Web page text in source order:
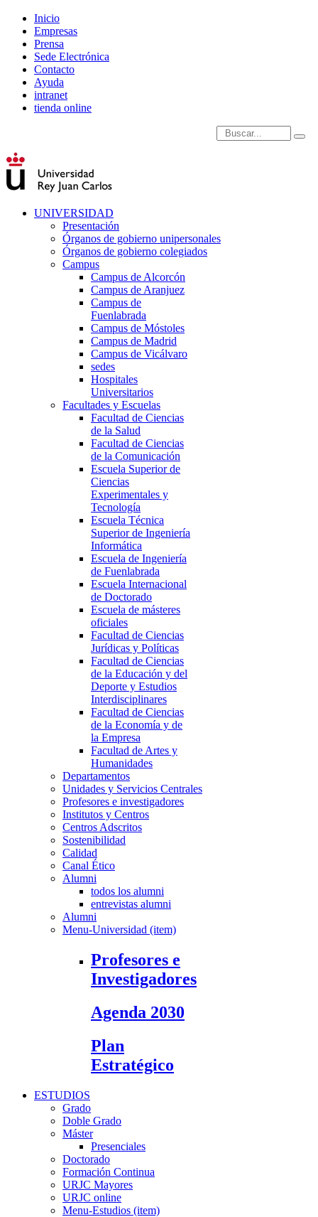
Inicio
Empresas
Prensa
Sede Electrónica
Contacto
Ayuda
intranet
tienda online
Introduce términos de
UNIVERSIDAD
Presentación
Órganos de gobierno unipersonales
Órganos de gobierno colegiados
Campus
Campus de Alcorcón
Campus de Aranjuez
Campus de
Fuenlabrada
Campus de Móstoles
Campus de Madrid
Campus de Vicálvaro
sedes
Hospitales
Universitarios
Facultades y Escuelas
Facultad de Ciencias
de la Salud
Facultad de Ciencias
de la Comunicación
Escuela Superior de
Ciencias
Experimentales y
Tecnología
Escuela Técnica
Superior de Ingeniería
Informática
Escuela de Ingeniería
de Fuenlabrada
Escuela Internacional
de Doctorado
Escuela de másteres
oficiales
Facultad de Ciencias
Jurídicas y Políticas
Facultad de Ciencias
de la Educación y del
Deporte y Estudios
Interdisciplinares
Facultad de Ciencias
de la Economía y de
la Empresa
Facultad de Artes y
Humanidades
Departamentos
Unidades y Servicios Centrales
Profesores e investigadores
Institutos y Centros
Centros Adscritos
Sostenibilidad
Calidad
Canal Ético
Alumni
todos los alumni
entrevistas alumni
Alumni
Menu-Universidad (item)
Profesores e
Investigadores
Agenda 2030
Plan
Estratégico
ESTUDIOS
Grado
Doble Grado
Máster
Presenciales
Doctorado
Formación Continua
URJC Mayores
URJC online
Menu-Estudios (item)